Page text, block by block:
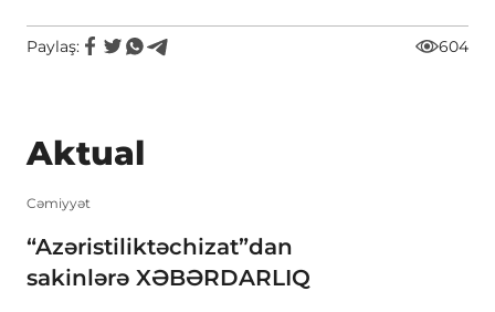
Paylaş: 604
Aktual
Cəmiyyət
“Azəristiliktəchizat”dan
sakinlərə XƏBƏRDARLIQ